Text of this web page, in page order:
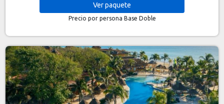
Verpaquete
Precio por persona Base Doble